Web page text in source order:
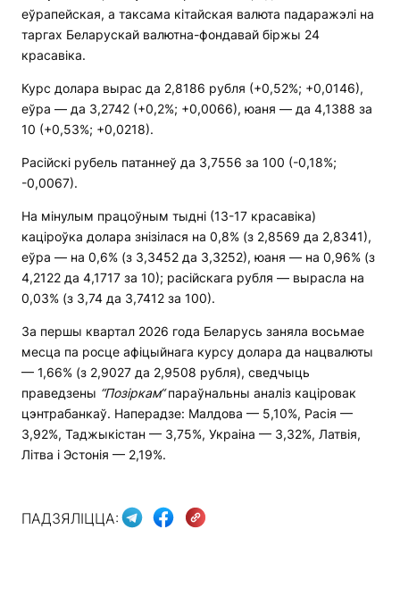
еўрапейская, а таксама кітайская валюта падаражэлі на
таргах Беларускай валютна-фондавай біржы 24
красавіка.
Курс долара вырас да 2,8186 рубля (+0,52%; +0,0146),
еўра — да 3,2742 (+0,2%; +0,0066), юаня — да 4,1388 за
10 (+0,53%; +0,0218).
Расійскі рубель патаннеў да 3,7556 за 100 (-0,18%;
-0,0067).
На мінулым працоўным тыдні (13-17 красавіка)
каціроўка долара знізілася на 0,8% (з 2,8569 да 2,8341),
еўра — на 0,6% (з 3,3452 да 3,3252), юаня — на 0,96% (з
4,2122 да 4,1717 за 10); расійскага рубля — вырасла на
0,03% (з 3,74 да 3,7412 за 100).
За першы квартал 2026 года Беларусь заняла восьмае
месца па росце афіцыйнага курсу долара да нацвалюты
— 1,66% (з 2,9027 да 2,9508 рубля), сведчыць
праведзены “Позіркам“параўнальны аналіз каціровак
цэнтрабанкаў. Наперадзе: Малдова — 5,10%, Расія —
3,92%, Таджыкістан — 3,75%, Украіна — 3,32%, Латвія,
Літва і Эстонія — 2,19%.
ПАДЗЯЛІЦЦА: